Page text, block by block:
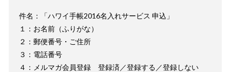
件名：「ハワイ手帳2016名入れサービス 申込」
１：お名前（ふりがな）
２：郵便番号・ご住所
３：電話番号
４：メルマガ会員登録 登録済／登録する／登録しない